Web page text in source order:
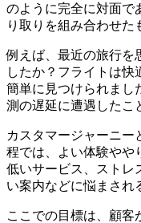
のように完全に対面で
り取りを組み合わせた
例えば、最近の旅行を
したか？フライトは快
簡単に見つけられまし
測の遅延に遭遇したこ
カスタマージャーニー
程では、よい体験やや
低いサービス、ストレ
い案内などに悩まされ
ここでの目標は、顧客